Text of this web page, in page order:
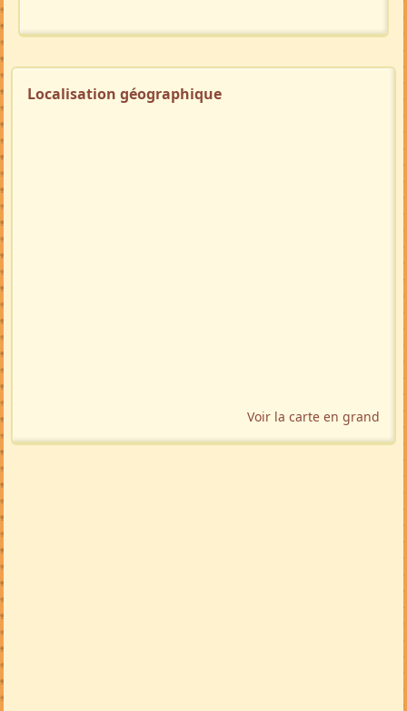
Localisation géographique
Voir la carte en grand